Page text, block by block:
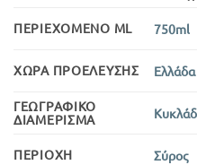
ΠΕΡΙΕΧΌΜΕΝΟ ML 750ml
ΧΏΡΑ ΠΡΟΈΛΕΥΣΗΣ Ελλάδα
ΓΕΩΓΡΑΦΙΚΌ
ΔΙΑΜΈΡΙΣΜΑ
ΠΕΡΙΟΧΉ Σύρος